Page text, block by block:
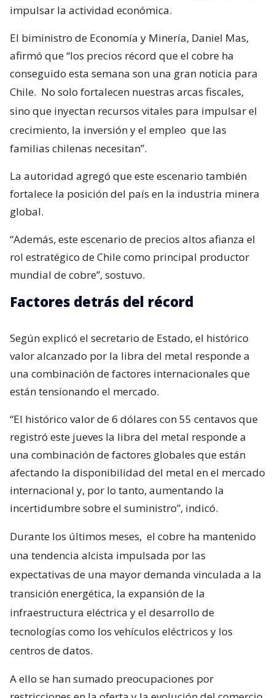
impulsar la actividad económica.
El biministro de Economía y Minería, Daniel Mas,
afirmó que “los precios récord que el cobre ha
conseguido esta semana son una gran noticia para
Chile. No solo fortalecen nuestras arcas fiscales,
sino que inyectan recursos vitales para impulsar el
crecimiento, la inversión y el empleo que las
familias chilenas necesitan”.
La autoridad agregó que este escenario también
fortalece la posición del país en la industria minera
global.
“Además, este escenario de precios altos afianza el
rol estratégico de Chile como principal productor
mundial de cobre”, sostuvo.
Factores detrás del récord
Según explicó el secretario de Estado, el histórico
valor alcanzado por la libra del metal responde a
una combinación de factores internacionales que
están tensionando el mercado.
“El histórico valor de 6 dólares con 55 centavos que
registró este jueves la libra del metal responde a
una combinación de factores globales que están
afectando la disponibilidad del metal en el mercado
internacional y, por lo tanto, aumentando la
incertidumbre sobre el suministro”, indicó.
Durante los últimos meses, el cobre ha mantenido
una tendencia alcista impulsada por las
expectativas de una mayor demanda vinculada a la
transición energética, la expansión de la
infraestructura eléctrica y el desarrollo de
tecnologías como los vehículos eléctricos y los
centros de datos.
A ello se han sumado preocupaciones por